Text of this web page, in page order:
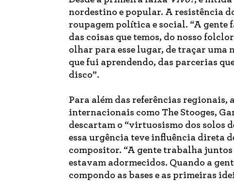
nordestino e popular. A resistência
roupagem política e social. “A gente
das coisas que temos, do nosso
olhar para esse lugar, de traçar
que fui aprendendo, das parcerias
disco”.
Para além das referências regionais,
internacionais como The Stooges,
descartam o “virtuosismo dos solos
essa urgência teve influência direta
compositor. “A gente trabalha juntos
estavam adormecidos. Quando a
compondo as bases e as primeiras